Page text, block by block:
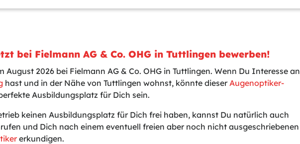
bei Fielmann AG & Co. OHG in Tuttlingen bewerben!
August 2026 bei Fielmann AG & Co. OHG in Tuttlingen. Wenn Du Interesse an
hast und in der Nähe von Tuttlingen wohnst, könnte dieserAugenoptiker-
Ausbildungsplatz für Dich sein.
keinen Ausbildungsplatz für Dich frei haben, kannst Du natürlich auch
und Dich nach einem eventuell freien aber noch nicht ausgeschriebenen
erkundigen.